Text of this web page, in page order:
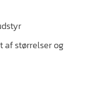
af størrelser og